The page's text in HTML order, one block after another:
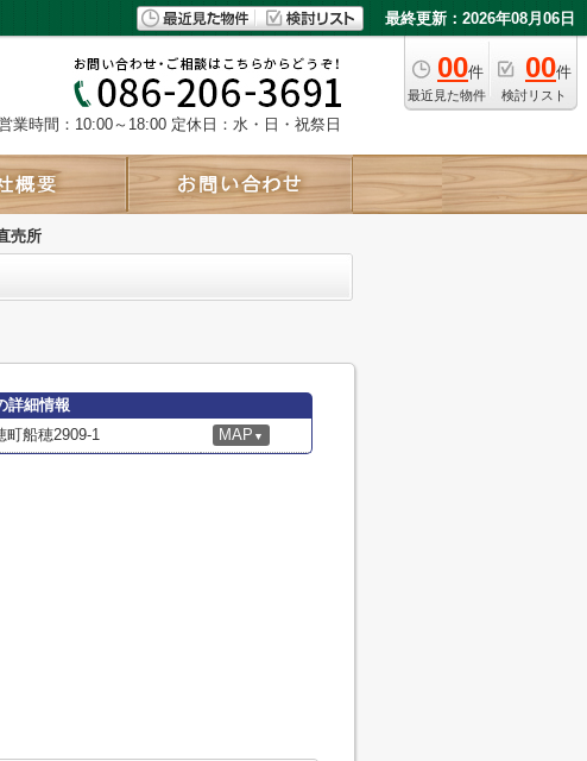
最終更新：2026年08月06日
00件
最近見た物件
00件
検討リスト
業時間：10:00～18:00 定休日：水・日・祝祭日
売所
詳細情報
町船穂2909-1 MAP ▼